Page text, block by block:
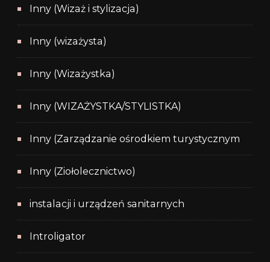
Inny (Wizaż i stylizacja)
Inny (wizażysta)
Inny (Wizażystka)
Inny (WIZAŻYSTKA/STYLISTKA)
Inny (Zarządzanie ośrodkiem turystycznym
Inny (Ziołolecznictwo)
instalacji i urządzeń sanitarnych
Introligator